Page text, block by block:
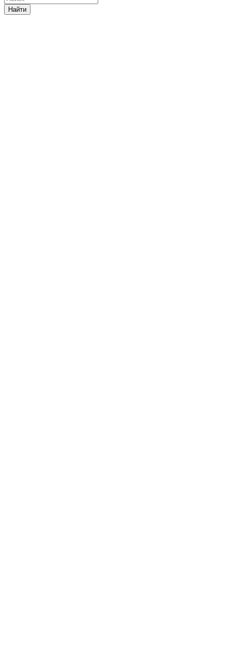
Найти